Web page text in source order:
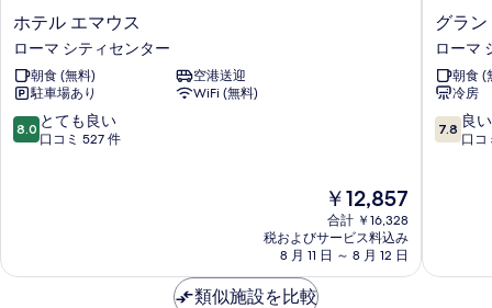
の
写
真
を
表
ホ
ル
エ
マ
ウ
ス
セ
ホテル エマウス
ローマ シティセンター
朝食 (無料)
空港送迎
駐車場あり
WiFi (無料)
10
段
良
8.0 とても良い
口コミ 527 件
現
在
の
料
金
￥12,857
合計 ￥16,328
税およびサービス料込み
8 月 11 日 ～ 8 月 12 日
グ
ン
ド
ホ
テ
ル
ロ
グラ
ローマ
朝食 (
冷房
10
段
コ
7.8 良い
口コ
類似施設を比較